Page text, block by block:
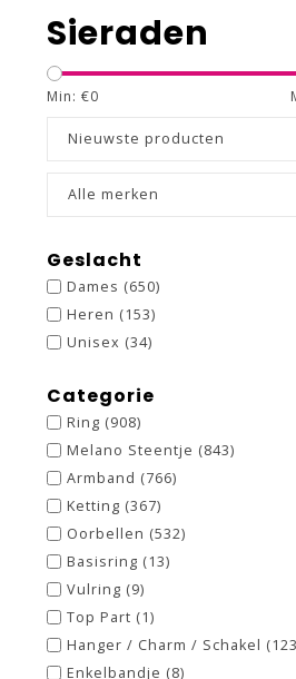
Sieraden
Min: €0
Nieuwste producten
Alle merken
Geslacht
Dames (650)
Heren (153)
Unisex (34)
Categorie
Ring (908)
Melano Steentje (843)
Armband (766)
Ketting (367)
Oorbellen (532)
Basisring (13)
Vulring (9)
Top Part (1)
Hanger / Charm / Schakel
Enkelbandje (8)